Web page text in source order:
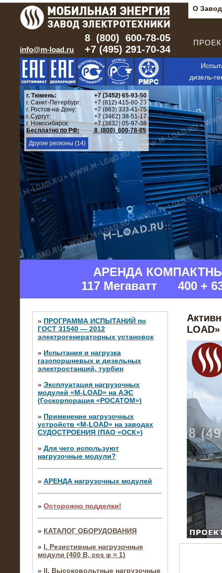
О
info@m-load.ru
8 (800) 600-78-05
+7 (495) 291-70-34
дизель-
г. Тюмень:
+7 (3452) 65-93-50
г. Санкт-Петербург:
+7 (812) 415-80-23
г. Ростов-на-Дону:
+7 (863) 333-41-75
г. Сургут:
+7 (3462) 38-51-17
г. Новосибирск:
+7 (3832) 05-97-38
Бесплатно по РФ:
8 (800) 600-78-05
Другие регионы (14)
АРЕНДА
117 Мегаватт 400 +
» ПРОГРАММА ИСПЫТАНИЙ по
ГОСТ 31540 — 2012
электрогенераторных установок
» Испытания и нагрузка
газопоршневых и дизельных
электростанций, турбин
» Эксплуатация нагрузочных
модулей «M-LOAD» на АЭС
(Госкорпорация «РОСАТОМ»)
» Применение нагрузочных
устройств «M-LOAD» на заводах
СУДОСТРОЕНИЯ (ПАО «ОСК»)
» Для чего используют
нагрузочные модули?
» АРЕНДА нагрузочных модулей
» Осторожно подделки!
» КАТАЛОГ ОБОРУДОВАНИЯ
» I. Резистивные нагрузочные
модули (400 В, cos φ = 1)
» II. Высоковольтные нагрузочные